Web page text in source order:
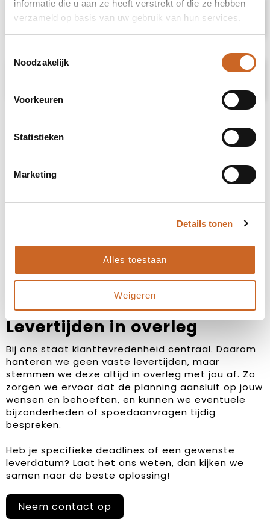
informatie die u aan ze heeft verstrekt of die ze hebben
verzameld op basis van uw gebruik van hun services.
Noodzakelijk
Voorkeuren
Statistieken
Marketing
Details tonen
Alles toestaan
Weigeren
Specificaties
Levertijden in overleg
Bij ons staat klanttevredenheid centraal. Daarom
hanteren we geen vaste levertijden, maar
stemmen we deze altijd in overleg met jou af. Zo
zorgen we ervoor dat de planning aansluit op jouw
wensen en behoeften, en kunnen we eventuele
bijzonderheden of spoedaanvragen tijdig
bespreken.
Heb je specifieke deadlines of een gewenste
leverdatum? Laat het ons weten, dan kijken we
samen naar de beste oplossing!
Neem contact op